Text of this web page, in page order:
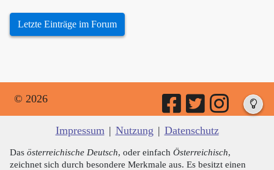
Letzte Einträge im Forum
© 2026
Impressum | Nutzung | Datenschutz
Das österreichische Deutsch, oder einfach Österreichisch,
zeichnet sich durch besondere Merkmale aus. Es besitzt einen